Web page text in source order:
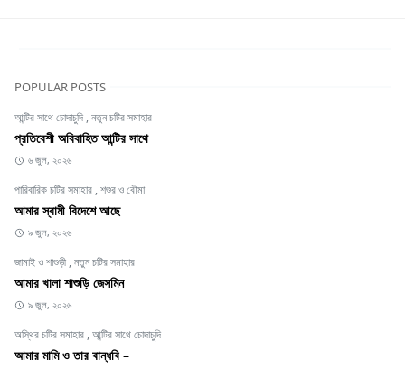
POPULAR POSTS
আন্টির সাথে চোদাচুদি ,নতুন চটির সমাহার
প্রতিবেশী অবিবাহিত আন্টির সাথে
৬ জুল, ২০২৬
পারিবারিক চটির সমাহার ,শশুর ও বৌমা
আমার স্বামী বিদেশে আছে
৯ জুল, ২০২৬
জামাই ও শাশুড়ী ,নতুন চটির সমাহার
আমার খালা শাশুড়ি জেসমিন
৯ জুল, ২০২৬
অস্থির চটির সমাহার ,আন্টির সাথে চোদাচুদি
আমার মামি ও তার বান্ধবি –